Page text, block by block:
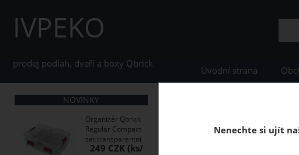
IVPEKO
prodej podlah, dveří a boxy Qbrick
Úvodní strana
NOVINKY
Organizér Qbrick
Regular Compact
set transparentní
249 CZK
Nenechte si ujít